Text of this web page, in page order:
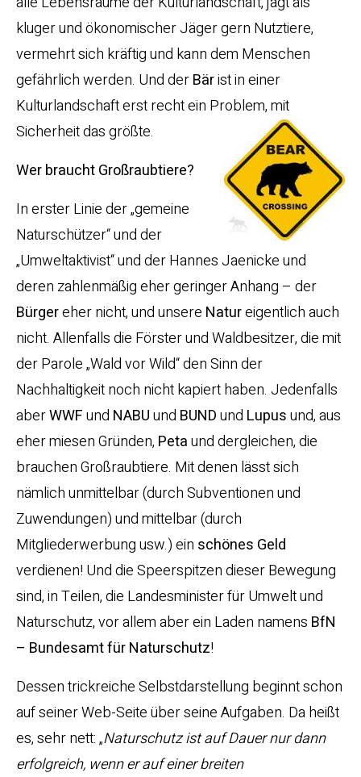
kluger und ökonomischer Jäger gern Nutztiere,
vermehrt sich kräftig und kann dem Menschen
gefährlich werden. Und derBärist in einer
Kulturlandschaft erst recht ein Problem, mit
Sicherheit das größte.
Wer braucht Großraubtiere?
In erster Linie der „gemeine
Naturschützer“ und der
„Umweltaktivist“ und der Hannes Jaenicke und
deren zahlenmäßig eher geringer Anhang – der
Bürgereher nicht, und unsere Natureigentlich auch
nicht. Allenfalls die Förster und Waldbesitzer, die mit
der Parole „Wald vor Wild“ den Sinn der
Nachhaltigkeit noch nicht kapiert haben. Jedenfalls
aberWWFund NABUund BUNDund Lupusund, aus
eher miesen Gründen, Petaund dergleichen, die
brauchen Großraubtiere. Mit denen lässt sich
nämlich unmittelbar (durch Subventionen und
Zuwendungen) und mittelbar (durch
Mitgliederwerbung usw.) ein schönes Geld
verdienen! Und die Speerspitzen dieser Bewegung
sind, in Teilen, die Landesminister für Umwelt und
Naturschutz, vor allem aber ein Laden namens BfN
– Bundesamt für Naturschutz!
Dessen trickreiche Selbstdarstellung beginnt schon
auf seiner Web-Seite über seine Aufgaben. Da heißt
es, sehr nett: „Naturschutz ist auf Dauer nur dann
erfolgreich, wenn er auf einer breiten